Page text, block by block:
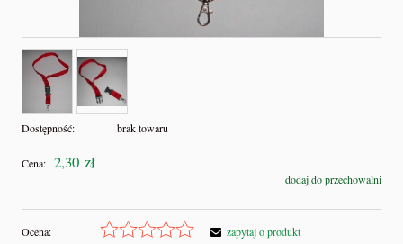
Dostępność: brak towaru
Cena: 2,30 zł
dodaj do przechowalni
Ocena:
zapytaj o produkt